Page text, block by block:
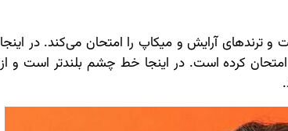
و ترندهای آرایش و میکاپ را امتحان می‌کند. در اینجا
کرده است. در اینجا خط چشم بلندتر است و از